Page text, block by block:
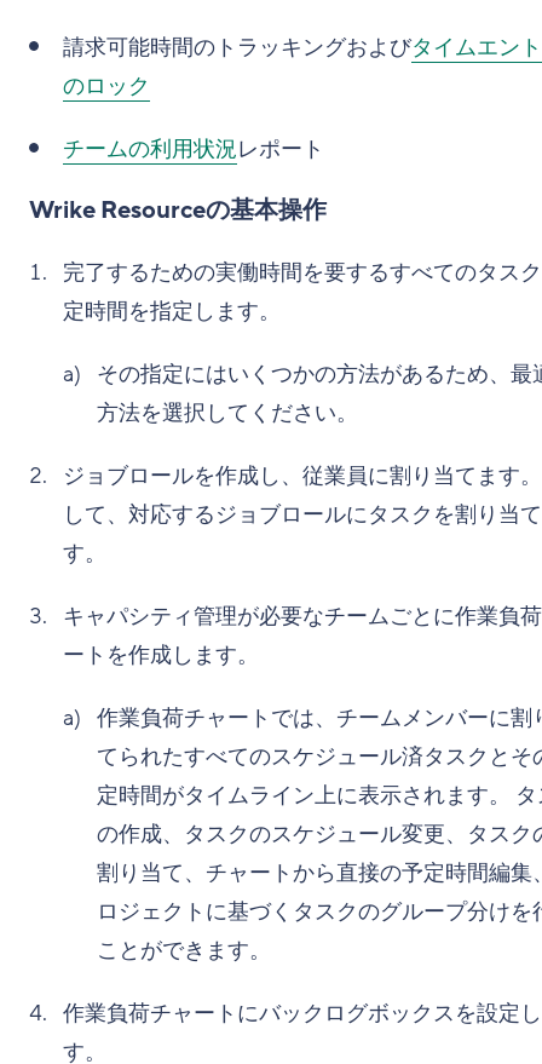
請求可能時間のトラッキングおよびタイムエン
のロック
チームの利用状況レポート
Wrike Resourceの基本操作
完了するための実働時間を要するすべてのタス
定時間を指定します。
その指定にはいくつかの方法があるため、最
方法を選択してください。
ジョブロールを作成し、従業員に割り当てます
して、対応するジョブロールにタスクを割り当
す。
キャパシティ管理が必要なチームごとに作業負
ートを作成します。
作業負荷チャートでは、チームメンバーに割
てられたすべてのスケジュール済タスクとそ
定時間がタイムライン上に表示されます。
の作成、タスクのスケジュール変更、タスク
割り当て、チャートから直接の予定時間編集
ロジェクトに基づくタスクのグループ分けを
ことができます。
作業負荷チャートにバックログボックスを設定
す。